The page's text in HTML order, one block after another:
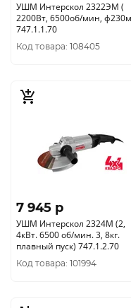
УШМ Интерскол 2322ЭМ (
2200Вт, 6500об/мин, ф230мм )
747.1.1.70
Код товара: 108405
7 945 p
УШМ Интерскол 2324М (2,
4кВт. 6500 об/мин. 3, 8кг.
плавный пуск) 747.1.2.70
Код товара: 101994